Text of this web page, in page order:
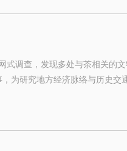
式调查，发现多处与茶相关的
为研究地方经济脉络与历史交